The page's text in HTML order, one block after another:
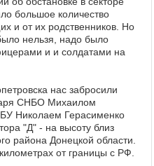
большое количество
и от их родственников. Но
нельзя, надо было
и и солдатами на
нас забросили
СНБО Михаилом
Николаем Герасименко
"Д" - на высоту близ
района Донецкой области.
от границы с РФ.